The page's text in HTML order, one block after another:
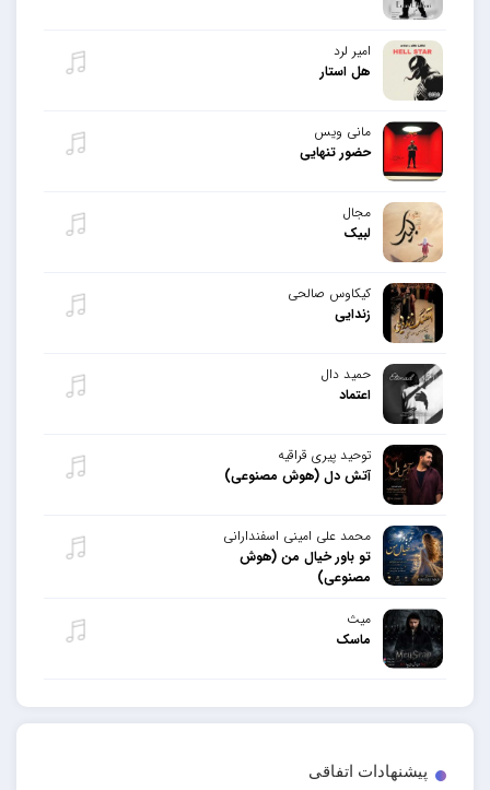
پیشنهادات اتفاقی
امیر لرد
هل استار
مانی ویس
حضور تنهایی
مجال
لبیک
کیکاوس صالحی
زندایی
حمید دال
اعتماد
توحید پیری قراقیه
آتش دل (هوش مصنوعی)
محمد علی امینی اسفندارانی
تو باور خیال من (هوش
مصنوعی)
میث
ماسک